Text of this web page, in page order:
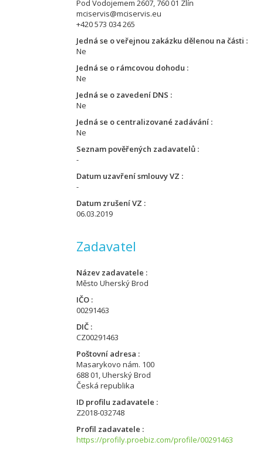
Pod Vodojemem 2607, 760 01 Zlín
mciservis@mciservis.eu
+420 573 034 265
Jedná se o veřejnou zakázku dělenou na části
Ne
Jedná se o rámcovou dohodu
Ne
Jedná se o zavedení DNS
Ne
Jedná se o centralizované zadávání
Ne
Seznam pověřených zadavatelů
-
Datum uzavření smlouvy VZ
-
Datum zrušení VZ
06.03.2019
Zadavatel
Název zadavatele
Město Uherský Brod
IČO
00291463
DIČ
CZ00291463
Poštovní adresa
Masarykovo nám. 100
688 01, Uherský Brod
Česká republika
ID profilu zadavatele
Z2018-032748
Profil zadavatele
https://profily.proebiz.com/profile/00291463